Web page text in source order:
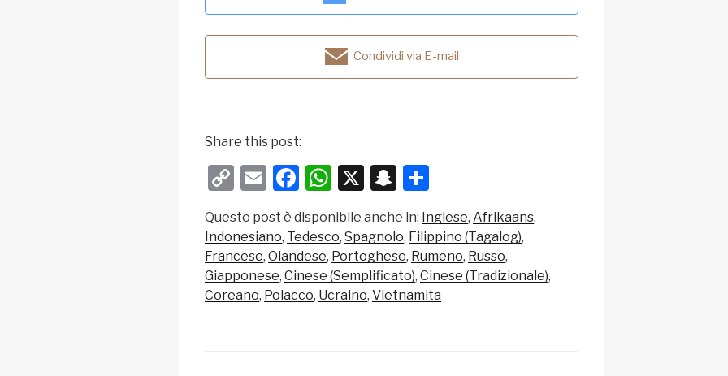
Condividi via E-mail
Share this post:
C
p
y
Li
n
E
m
ail
F
c
e
b
o
W
at
s
A
p
X
S
a
p
c
h
n
di
vi
di
Questo post è disponibile anche in: Inglese Afrikaans
Indonesiano Tedesco Spagnolo Filippino (Tagalog)
Francese Olandese Portoghese Rumeno Russo
Giapponese Cinese (Semplificato) Cinese (Tradizionale)
Coreano Polacco Ucraino Vietnamita